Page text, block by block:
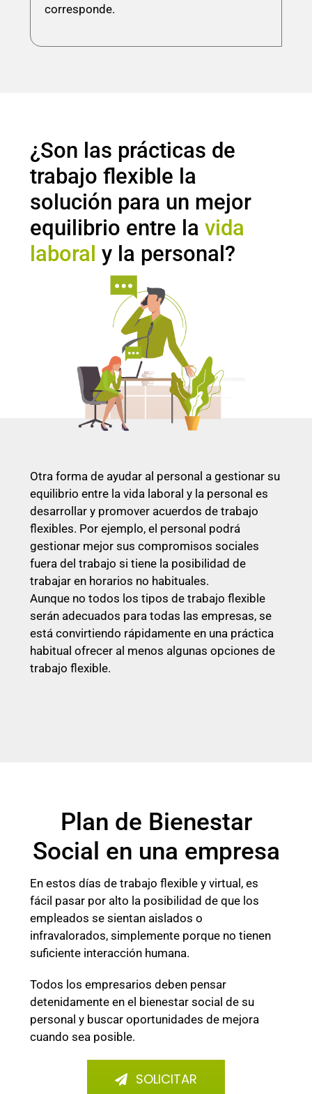
corresponde.
¿Son las prácticas de
trabajo flexible la
solución para un mejor
equilibrio entre la vida
laboral y la personal?
Otra forma de ayudar al personal a gestionar su
equilibrio entre la vida laboral y la personal es
desarrollar y promover acuerdos de trabajo
flexibles. Por ejemplo, el personal podrá
gestionar mejor sus compromisos sociales
fuera del trabajo si tiene la posibilidad de
trabajar en horarios no habituales.
Aunque no todos los tipos de trabajo flexible
serán adecuados para todas las empresas, se
está convirtiendo rápidamente en una práctica
habitual ofrecer al menos algunas opciones de
trabajo flexible.
Plan de Bienestar
Social en una empresa
En estos días de trabajo flexible y virtual, es
fácil pasar por alto la posibilidad de que los
empleados se sientan aislados o
infravalorados, simplemente porque no tienen
suficiente interacción humana.
Todos los empresarios deben pensar
detenidamente en el bienestar social de su
personal y buscar oportunidades de mejora
cuando sea posible.
SOLICITAR